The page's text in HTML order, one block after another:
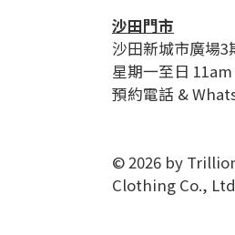
沙田門市
沙田新城市廣場3
星期一至日
預約電話 &
© 2026 by
Clothing Co.,